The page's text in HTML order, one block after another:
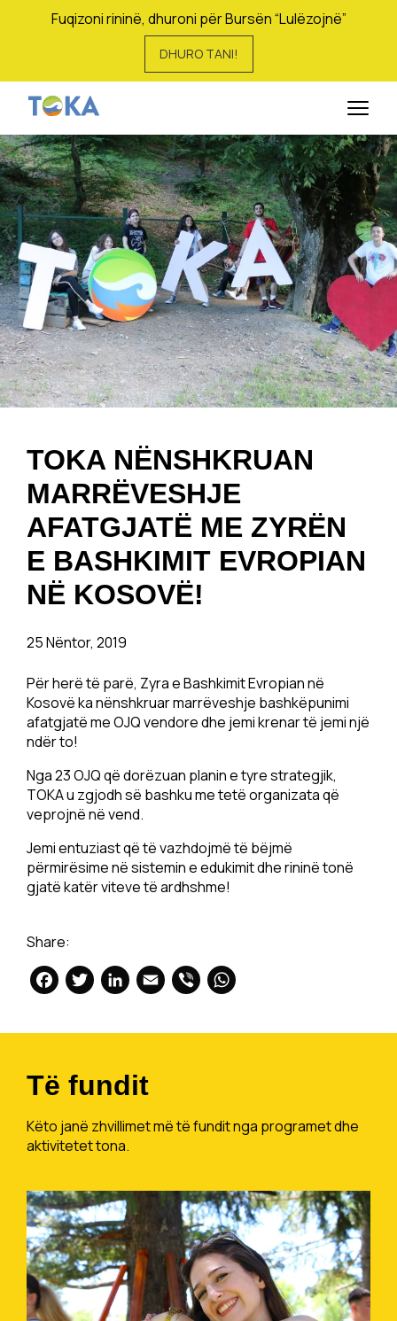
Fuqizoni rininë, dhuroni për Bursën “Lulëzojnë”
DHURO TANI!
TOKA NËNSHKRUAN
MARRËVESHJE
AFATGJATË ME ZYRËN
E BASHKIMIT EVROPIAN
NË KOSOVË!
25 Nëntor, 2019
Për herë të parë, Zyra e Bashkimit Evropian në
Kosovë ka nënshkruar marrëveshje bashkëpunimi
afatgjatë me OJQ vendore dhe jemi krenar të jemi një
ndër to!
Nga 23 OJQ që dorëzuan planin e tyre strategjik,
TOKA u zgjodh së bashku me tetë organizata që
veprojnë në vend.
Jemi entuziast që të vazhdojmë të bëjmë
përmirësime në sistemin e edukimit dhe rininë tonë
gjatë katër viteve të ardhshme!
Share:
Facebook
Twitter
LinkedIn
Email
Viber
Të fundit
Këto janë zhvillimet më të fundit nga programet dhe
aktivitetet tona.